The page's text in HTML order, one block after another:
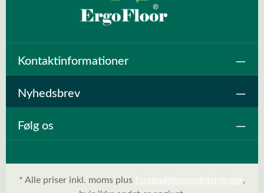
Kontaktinformationer
Nyhedsbrev
Følg os
* Alle priser inkl. moms plus forsendelsesomkostninger,